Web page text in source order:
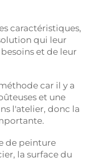
caractéristiques,
qui leur
et de leur
car il y a
et une
l'atelier, donc la
de peinture
la surface du